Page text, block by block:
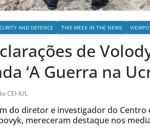
AND DEFENCE THIS WEEK IN THE NEWS
de
‘A Guerra na
CEI-IUL
do diretor e investigador do
mereceram destaque nos